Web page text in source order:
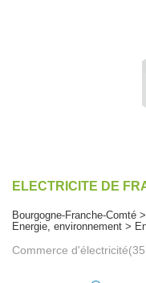
ELECTRICITE DE
Bourgogne-Franche-Comté
Energie, environnement >
Commerce